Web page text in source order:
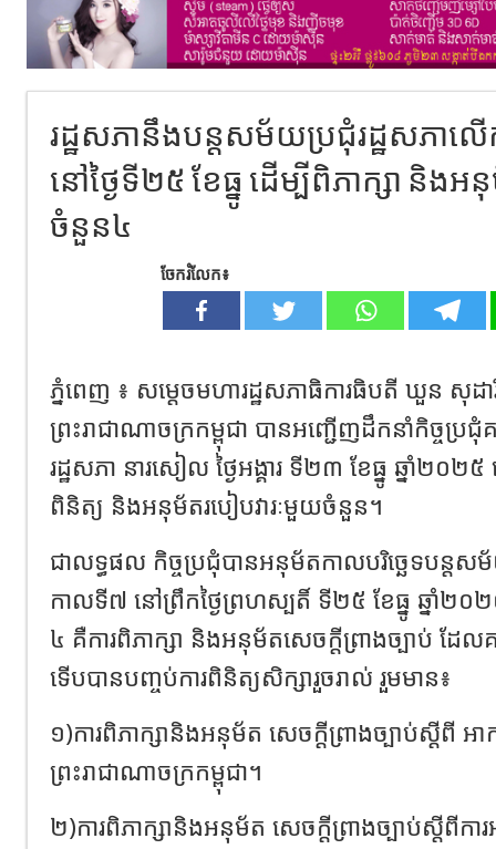
រដ្ឋសភានឹងបន្តសម័យប្រជុំរដ្ឋសភា
នៅថ្ងៃទី២៥ ខែធ្នូ ដើម្បីពិភាក្សា និងអ
ចំនួន៤
ចែករំលែក៖
ភ្នំពេញ ៖ សម្តេចមហារដ្ឋសភាធិការធិបតី ឃួន សុដារី
ព្រះរាជាណាចក្រកម្ពុជា បានអញ្ជើញដឹកនាំកិច្ចប្រជុំ
រដ្ឋសភា នារសៀល ថ្ងៃអង្គារ ទី២៣ ខែធ្នូ ឆ្នាំ២០២៥
ពិនិត្យ និងអនុម័តរបៀបវារៈមួយចំនួន។
ជាលទ្ធផល កិច្ចប្រជុំបានអនុម័តកាលបរិច្ឆេទបន្ត
កាលទី៧ នៅព្រឹកថ្ងៃព្រហស្បតិ៍ ទី២៥ ខែធ្នូ ឆ្នាំ២០
៤ គឺការពិភាក្សា និងអនុម័តសេចក្តីព្រាងច្បាប់ ដែល
ទើបបានបញ្ចប់ការពិនិត្យសិក្សារួចរាល់ រួមមាន៖
១)ការពិភាក្សានិងអនុម័ត សេចក្តីព្រាងច្បាប់ស្តីពី
ព្រះរាជាណាចក្រកម្ពុជា។
២)ការពិភាក្សានិងអនុម័ត សេចក្តីព្រាងច្បាប់ស្តីពី